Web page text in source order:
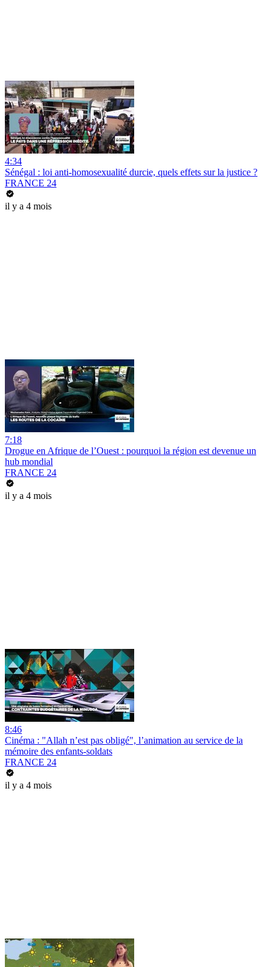
4:34
Sénégal : loi anti-homosexualité durcie, quels effets sur la justice ?
FRANCE 24
il y a 4 mois
7:18
Drogue en Afrique de l’Ouest : pourquoi la région est devenue un
hub mondial
FRANCE 24
il y a 4 mois
8:46
Cinéma : "Allah n’est pas obligé", l’animation au service de la
mémoire des enfants-soldats
FRANCE 24
il y a 4 mois